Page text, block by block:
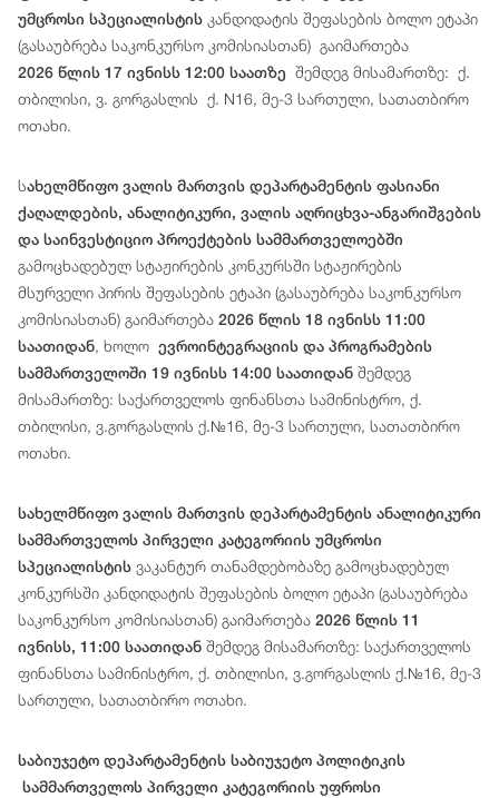
უმცროსი სპეციალისტის კანდიდატის შეფასების ბოლო ეტაპი
(გასაუბრება საკონკურსო კომისიასთან) გაიმართება
2026 წლის 17 ივნისს 12:00 საათზე შემდეგ მისამართზე: ქ.
თბილისი, ვ. გორგასლის ქ. N16, მე-3 სართული, სათათბირო
ოთახი.
სახელმწიფო ვალის მართვის დეპარტამენტის ფასიანი
ქაღალდების, ანალიტიკური, ვალის აღრიცხვა-ანგარიშგების
და საინვესტიციო პროექტების სამმართველოებში
გამოცხადებულ სტაჟირების კონკურსში სტაჟირების
მსურველი პირის შეფასების ეტაპი (გასაუბრება საკონკურსო
კომისიასთან) გაიმართება 2026 წლის 18 ივნისს 11:00
საათიდან, ხოლო ევროინტეგრაციის და პროგრამების
სამმართველოში 19 ივნისს 14:00 საათიდან შემდეგ
მისამართზე: საქართველოს ფინანსთა სამინისტრო, ქ.
თბილისი, ვ.გორგასლის ქ.№16, მე-3 სართული, სათათბირო
ოთახი.
სახელმწიფო ვალის მართვის დეპარტამენტის ანალიტიკური
სამმართველოს პირველი კატეგორიის უმცროსი
სპეციალისტის ვაკანტურ თანამდებობაზე გამოცხადებულ
კონკურსში კანდიდატის შეფასების ბოლო ეტაპი (გასაუბრება
საკონკურსო კომისიასთან) გაიმართება 2026 წლის 11
ივნისს, 11:00 საათიდან შემდეგ მისამართზე: საქართველოს
ფინანსთა სამინისტრო, ქ. თბილისი, ვ.გორგასლის ქ.№16, მე-3
სართული, სათათბირო ოთახი.
საბიუჯეტო დეპარტამენტის საბიუჯეტო პოლიტიკის
სამმართველოს პირველი კატეგორიის უფროსი